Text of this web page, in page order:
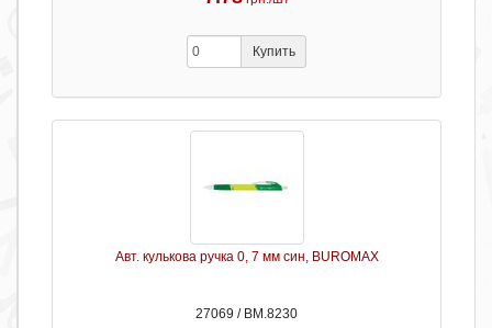
Купить
Авт. кулькова ручка 0, 7 мм син, BUROMAX
27069 / ВМ.8230